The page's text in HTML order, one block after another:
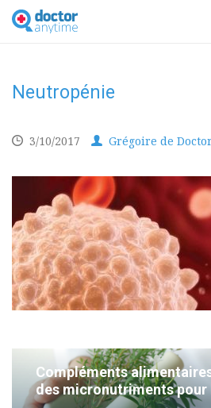
DoctorAnyTime
You
are
Neutropénie
3/10/2017 Grégoire de
Compléments
des micronutriments pour